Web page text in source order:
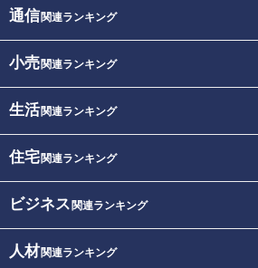
通信関連ランキング
小売関連ランキング
生活関連ランキング
住宅関連ランキング
ビジネス 関連ランキング
人材関連ランキング